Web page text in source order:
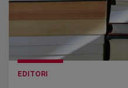
EDITORI